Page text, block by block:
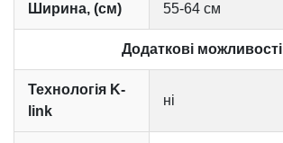
Ширина, (см) 55-64 см
Додаткові можливості
Технологія K-
link
ні